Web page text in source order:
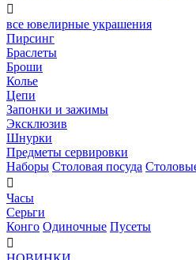

все ювелирные украшения
Пирсинг
Браслеты
Броши
Колье
Цепи
Запонки и зажимы
Эксклюзив
Шнурки
Предметы сервировки
Наборы Столовая посуда

Часы
Серьги
Конго Одиночные Пусеты
